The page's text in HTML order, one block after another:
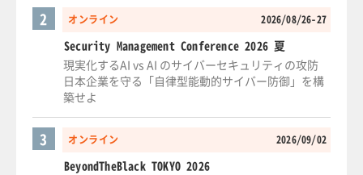
オンライン 2026/08/26-27
2
Security Management Conference 2026 夏
現実化するAI vs AI のサイバーセキュリティの攻防
日本企業を守る「自律型能動的サイバー防御」を構
築せよ
オンライン 2026/09/02
3
BeyondTheBlack TOKYO 2026